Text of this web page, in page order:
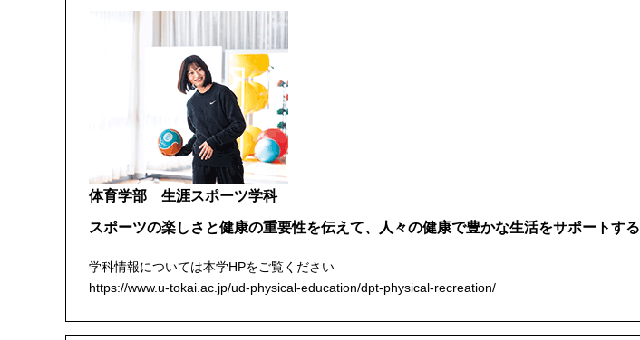
体育学部 生涯スポーツ学科
スポーツの楽しさと健康の重要性を伝えて、人々の健康で豊かな生活をサポートする
学科情報については本学HPをご覧ください
https://www.u-tokai.ac.jp/ud-physical-education/dpt-physical-recreation/